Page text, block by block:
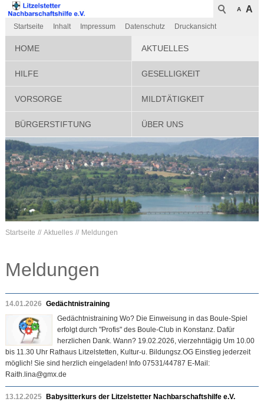
A A
Startseite Inhalt Impressum Datenschutz Druckansicht
HOME AKTUELLES
HILFE GESELLIGKEIT
VORSORGE MILDTÄTIGKEIT
BÜRGERSTIFTUNG ÜBER UNS
Startseite Aktuelles Meldungen
Meldungen
14.01.2026 Gedächtnistraining
Gedächtnistraining Wo? Die Einweisung in das Boule-Spiel
erfolgt durch "Profis" des Boule-Club in Konstanz. Dafür
herzlichen Dank. Wann? 19.02.2026, vierzehntägig Um 10.00
bis 11.30 Uhr Rathaus Litzelstetten, Kultur-u. Bildungsz.OG Einstieg jederzeit
möglich! Sie sind herzlich eingeladen! Info 07531/44787 E-Mail:
Raith.lina@gmx.de
13.12.2025
Babysitterkurs der Litzelstetter Nachbarschaftshilfe e.V.